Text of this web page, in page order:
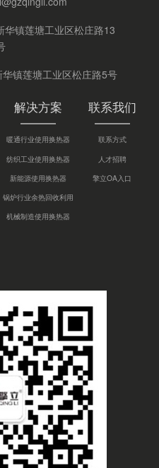
镇莲塘工业区松庄路13
镇莲塘工业区松庄路5号
解决方案
暖通行业使用换热器
纺织工业使用换热器
新能源使用换热器
锅炉行业余热回收利用
机械制造使用换热器
联系我们
联系方式
人才招聘
擎立OA入口